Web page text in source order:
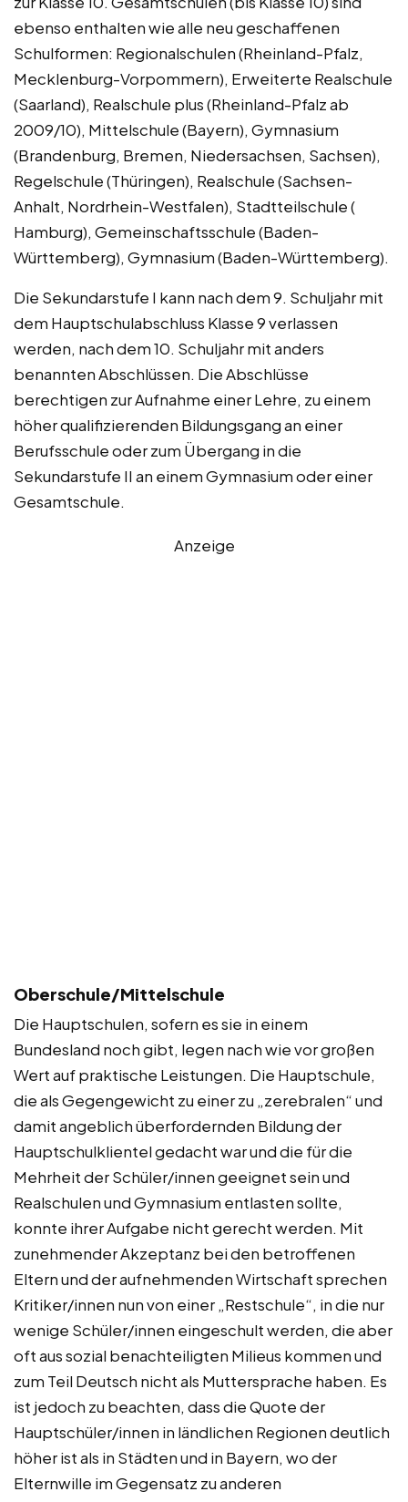
ebenso enthalten wie alle neu geschaffenen
Schulformen: Regionalschulen (Rheinland-Pfalz,
Mecklenburg-Vorpommern), Erweiterte Realschule
(Saarland), Realschule plus (Rheinland-Pfalz ab
2009/10), Mittelschule (Bayern), Gymnasium
(Brandenburg, Bremen, Niedersachsen, Sachsen),
Regelschule (Thüringen), Realschule (Sachsen-
Anhalt, Nordrhein-Westfalen), Stadtteilschule (
Hamburg), Gemeinschaftsschule (Baden-
Württemberg), Gymnasium (Baden-Württemberg).
Die Sekundarstufe I kann nach dem 9. Schuljahr mit
dem Hauptschulabschluss Klasse 9 verlassen
werden, nach dem 10. Schuljahr mit anders
benannten Abschlüssen. Die Abschlüsse
berechtigen zur Aufnahme einer Lehre, zu einem
höher qualifizierenden Bildungsgang an einer
Berufsschule oder zum Übergang in die
Sekundarstufe II an einem Gymnasium oder einer
Gesamtschule.
Anzeige
Oberschule/Mittelschule
Die Hauptschulen, sofern es sie in einem
Bundesland noch gibt, legen nach wie vor großen
Wert auf praktische Leistungen. Die Hauptschule,
die als Gegengewicht zu einer zu „zerebralen“ und
damit angeblich überfordernden Bildung der
Hauptschulklientel gedacht war und die für die
Mehrheit der Schüler/innen geeignet sein und
Realschulen und Gymnasium entlasten sollte,
konnte ihrer Aufgabe nicht gerecht werden. Mit
zunehmender Akzeptanz bei den betroffenen
Eltern und der aufnehmenden Wirtschaft sprechen
Kritiker/innen nun von einer „Restschule“, in die nur
wenige Schüler/innen eingeschult werden, die aber
oft aus sozial benachteiligten Milieus kommen und
zum Teil Deutsch nicht als Muttersprache haben. Es
ist jedoch zu beachten, dass die Quote der
Hauptschüler/innen in ländlichen Regionen deutlich
höher ist als in Städten und in Bayern, wo der
Elternwille im Gegensatz zu anderen